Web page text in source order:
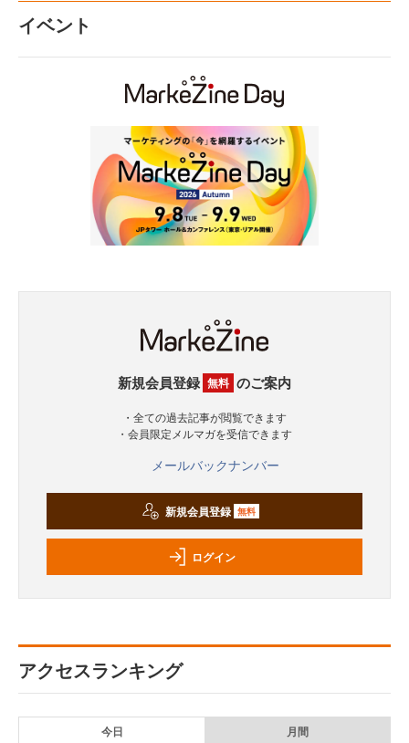
イベント
新規会員登録 無料 のご案内
・全ての過去記事が閲覧できます
・会員限定メルマガを受信できます
メールバックナンバー
新規会員登録 無料
ログイン
アクセスランキング
今日 月間